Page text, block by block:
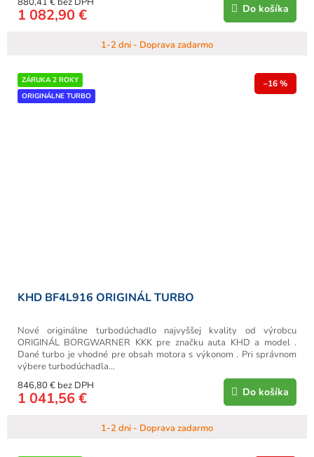
1-2 dni - Doprava zadarmo
1 082,90 € Do košíka
ZÁRUKA 2 ROKY
ORIGINÁLNE TURBO
–16 %
KHD BF4L916 ORIGINÁL TURBO
1-2 dni - Doprava zadarmo
846,80 € bez DPH
1 041,56 € Do košíka
Nové originálne turbodúchadlo najvyššej kvality od výrobcu
ORIGINÁL BORGWARNER KKK pre značku auta KHD a model .
Dané turbo je vhodné pre obsah motora s výkonom . Pri správnom
výbere turbodúchadla...